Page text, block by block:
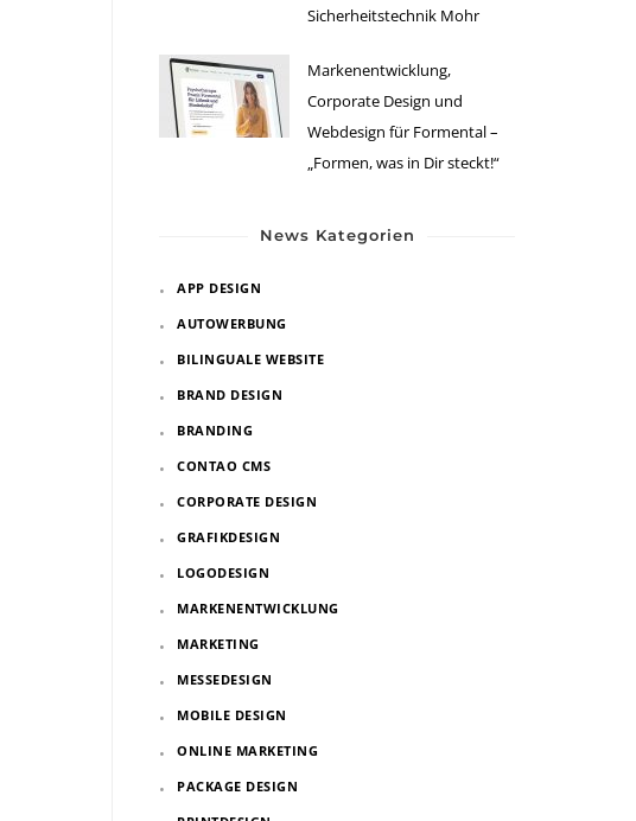
Sicherheitstechnik Mohr
Markenentwicklung,
Corporate Design und
Webdesign für Formental –
„Formen, was in Dir steckt!“
News Kategorien
APP DESIGN
AUTOWERBUNG
BILINGUALE WEBSITE
BRAND DESIGN
BRANDING
CONTAO CMS
CORPORATE DESIGN
GRAFIKDESIGN
LOGODESIGN
MARKENENTWICKLUNG
MARKETING
MESSEDESIGN
MOBILE DESIGN
ONLINE MARKETING
PACKAGE DESIGN